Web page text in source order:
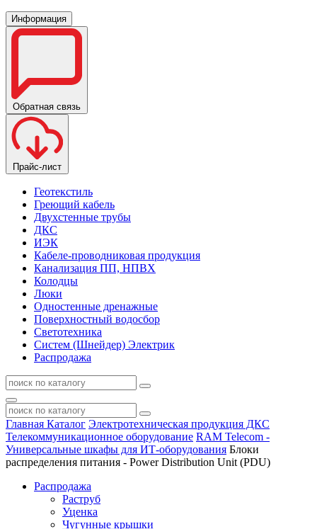
Информация
Обратная связь
Прайс-лист
Геотекстиль
Греющий кабель
Двухстенные трубы
ДКС
ИЭК
Кабеле-проводниковая продукция
Канализация ПП, НПВХ
Колодцы
Люки
Одностенные дренажные
Поверхностный водосбор
Светотехника
Систем (Шнейдер) Электрик
Распродажа
Главная Каталог Электротехническая продукция ДКС
Телекоммуникационное оборудование RAM Telecom -
Универсальные шкафы для ИТ-оборудования Блоки
распределения питания - Power Distribution Unit (PDU)
Распродажа
Раструб
Уценка
Чугунные крышки